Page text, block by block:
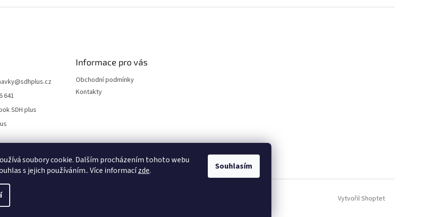
soubory cookie. Dalším procházením tohoto webu
s jejich používáním.. Více informacízde. Souhlasím
@sdhplus.cz
641
SDH plus
Informace pro vás
Obchodní podmínky
Kontakty
Vytvořil Shoptet
práva vyhrazena.